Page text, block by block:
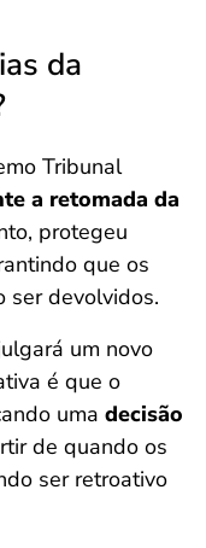
da
Tribunal
a retomada da
protegeu
que os
ser devolvidos.
um novo
é que o
uma decisão
de quando os
ser retroativo